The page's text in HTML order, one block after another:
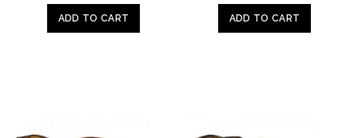
was:
373.00€.
ADD TO CART
was:
298.00€.
ADD TO CART